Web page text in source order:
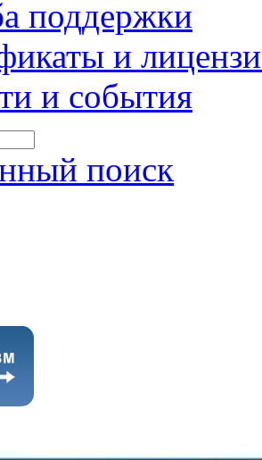
поддержки
и
и события
поиск